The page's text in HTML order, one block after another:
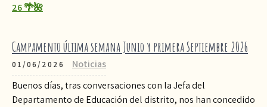
26 🌴🌺
Campamento última semana Junio y primera Septiembre 2026
01/06/2026
Noticias
Buenos días, tras conversaciones con la Jefa del
Departamento de Educación del distrito, nos han concedido